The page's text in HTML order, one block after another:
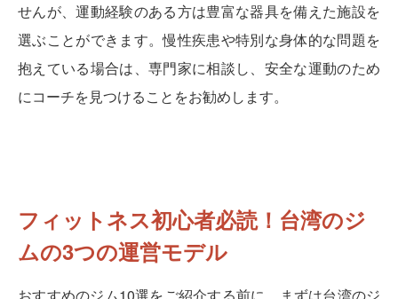
せんが、運動経験のある方は豊富な器具を備えた施設を
選ぶことができます。慢性疾患や特別な身体的な問題を
抱えている場合は、専門家に相談し、安全な運動のため
にコーチを見つけることをお勧めします。
フィットネス初心者必読！台湾のジ
ムの3つの運営モデル